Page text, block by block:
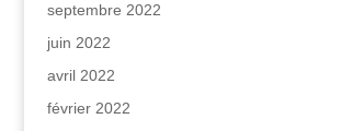
septembre 2022
juin 2022
avril 2022
février 2022